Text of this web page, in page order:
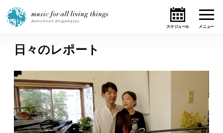
ホーム
ニュース
テーマ
日々のレポート